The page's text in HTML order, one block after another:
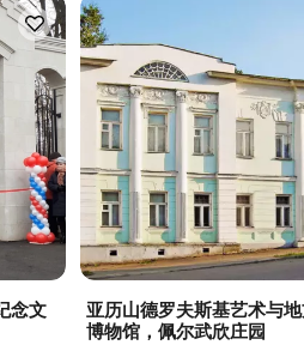
念文
亚历山德罗夫斯基艺术与
博物馆，佩尔武欣庄园